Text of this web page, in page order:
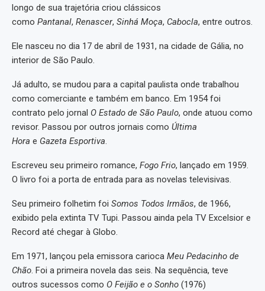
longo de sua trajetória criou clássicos
como Pantanal, Renascer, Sinhá Moça, Cabocla, entre outros.
Ele nasceu no dia 17 de abril de 1931, na cidade de Gália, no
interior de São Paulo.
Já adulto, se mudou para a capital paulista onde trabalhou
como comerciante e também em banco. Em 1954 foi
contrato pelo jornal O Estado de São Paulo, onde atuou como
revisor. Passou por outros jornais como Última
Hora e Gazeta Esportiva.
Escreveu seu primeiro romance, Fogo Frio, lançado em 1959.
O livro foi a porta de entrada para as novelas televisivas.
Seu primeiro folhetim foi Somos Todos Irmãos, de 1966,
exibido pela extinta TV Tupi. Passou ainda pela TV Excelsior e
Record até chegar à Globo.
Em 1971, lançou pela emissora carioca Meu Pedacinho de
Chão. Foi a primeira novela das seis. Na sequência, teve
outros sucessos como O Feijão e o Sonho (1976)